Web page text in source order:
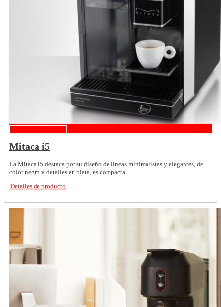
Mitaca i5
La Mitaca i5 destaca por su diseño de líneas minimalistas y elegantes, de
color negro y detalles en plata, es compacta...
Detalles de producto